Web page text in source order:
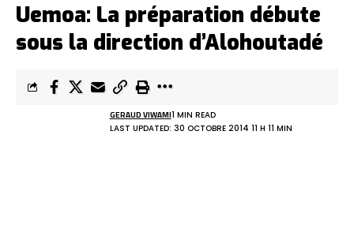
Uemoa: La préparation débute
sous la direction d’Alohoutadé
LAST UPDATED: 30 OCTOBRE 2014 11 H 11 MIN
GERAUD VIWAMI1 MIN READ